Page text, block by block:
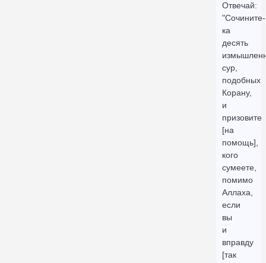
Отвечай:
"Сочините-
ка
десять
сур,
подобных
Корану,
и
призовите
[на
помощь],
кого
сумеете,
помимо
Аллаха,
если
вы
и
вправду
[так